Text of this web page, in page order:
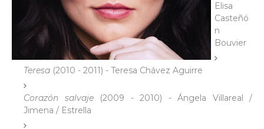
Elisa
Casteñó
n
Bouvier
Teresa (2010 - 2011) - Teresa Chávez Aguirre
Corazón salvaje(2009 - 2010) - Ángela Villareal /
Jimena / Estrella